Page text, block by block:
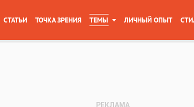
СТАТЬИ ТОЧКА ЗРЕНИЯ ТЕМЫ ЛИЧНЫЙ ОПЫТ